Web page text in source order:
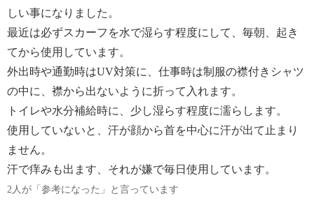
しい事になりました。
最近は必ずスカーフを水で湿らす程度にして、毎朝、起き
てから使用しています。
外出時や通勤時はUV対策に、仕事時は制服の襟付きシャツ
の中に、襟から出ないように折って入れます。
トイレや水分補給時に、少し湿らす程度に濡らします。
使用していないと、汗が顔から首を中心に汗が出て止まり
ません。
汗で痒みも出ます、それが嫌で毎日使用しています。
2人が「参考になった」と言っています